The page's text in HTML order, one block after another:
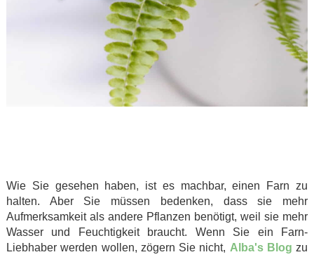
Wie Sie gesehen haben, ist es machbar, einen Farn zu
halten. Aber Sie müssen bedenken, dass sie mehr
Aufmerksamkeit als andere Pflanzen benötigt, weil sie mehr
Wasser und Feuchtigkeit braucht. Wenn Sie ein Farn-
Liebhaber werden wollen, zögern Sie nicht, Alba's Blog zu